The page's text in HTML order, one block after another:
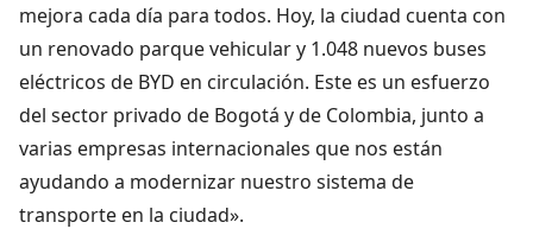
mejora cada día para todos. Hoy, la ciudad cuenta con
un renovado parque vehicular y 1.048 nuevos buses
eléctricos de BYD en circulación. Este es un esfuerzo
del sector privado de Bogotá y de Colombia, junto a
varias empresas internacionales que nos están
ayudando a modernizar nuestro sistema de
transporte en la ciudad».